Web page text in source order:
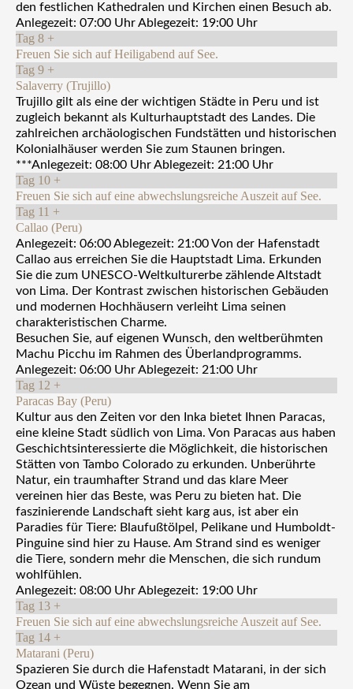
den festlichen Kathedralen und Kirchen einen Besuch ab.
Anlegezeit: 07:00 Uhr Ablegezeit: 19:00 Uhr
Tag 8 +
Freuen Sie sich auf Heiligabend auf See.
Tag 9 +
Salaverry (Trujillo)
Trujillo gilt als eine der wichtigen Städte in Peru und ist
zugleich bekannt als Kulturhauptstadt des Landes. Die
zahlreichen archäologischen Fundstätten und historischen
Kolonialhäuser werden Sie zum Staunen bringen.
***Anlegezeit: 08:00 Uhr Ablegezeit: 21:00 Uhr
Tag 10 +
Freuen Sie sich auf eine abwechslungsreiche Auszeit auf See.
Tag 11 +
Callao (Peru)
Anlegezeit: 06:00 Ablegezeit: 21:00 Von der Hafenstadt
Callao aus erreichen Sie die Hauptstadt Lima. Erkunden
Sie die zum UNESCO-Weltkulturerbe zählende Altstadt
von Lima. Der Kontrast zwischen historischen Gebäuden
und modernen Hochhäusern verleiht Lima seinen
charakteristischen Charme.
Besuchen Sie, auf eigenen Wunsch, den weltberühmten
Machu Picchu im Rahmen des Überlandprogramms.
Anlegezeit: 06:00 Uhr Ablegezeit: 21:00 Uhr
Tag 12 +
Paracas Bay (Peru)
Kultur aus den Zeiten vor den Inka bietet Ihnen Paracas,
eine kleine Stadt südlich von Lima. Von Paracas aus haben
Geschichtsinteressierte die Möglichkeit, die historischen
Stätten von Tambo Colorado zu erkunden. Unberührte
Natur, ein traumhafter Strand und das klare Meer
vereinen hier das Beste, was Peru zu bieten hat. Die
faszinierende Landschaft sieht karg aus, ist aber ein
Paradies für Tiere: Blaufußtölpel, Pelikane und Humboldt-
Pinguine sind hier zu Hause. Am Strand sind es weniger
die Tiere, sondern mehr die Menschen, die sich rundum
wohlfühlen.
Anlegezeit: 08:00 Uhr Ablegezeit: 19:00 Uhr
Tag 13 +
Freuen Sie sich auf eine abwechslungsreiche Auszeit auf See.
Tag 14 +
Matarani (Peru)
Spazieren Sie durch die Hafenstadt Matarani, in der sich
Ozean und Wüste begegnen. Wenn Sie am